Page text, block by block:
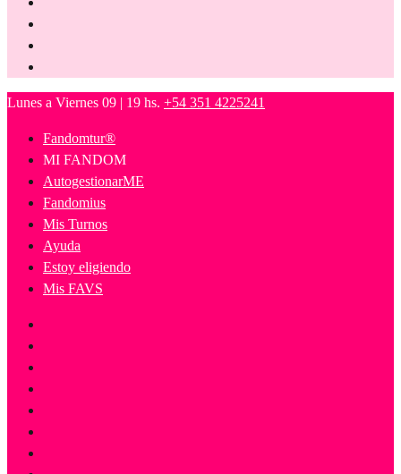
Lunes a Viernes 09 | 19 hs. +54 351 4225241
Fandomtur®
MI FANDOM
AutogestionarME
Fandomius
Mis Turnos
Ayuda
Estoy eligiendo
Mis FAVS